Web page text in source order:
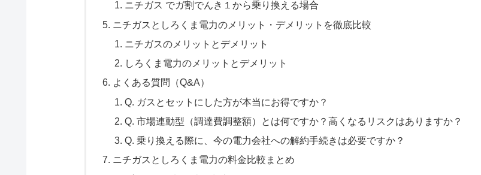
ニチガス でガ割でんき１から乗り換える場合
ニチガスとしろくま電力のメリット・デメリットを徹底比較
ニチガスのメリットとデメリット
しろくま電力のメリットとデメリット
よくある質問（Q&A）
Q. ガスとセットにした方が本当にお得ですか？
Q. 市場連動型（調達費調整額）とは何ですか？高くなるリスクはありますか？
Q. 乗り換える際に、今の電力会社への解約手続きは必要ですか？
ニチガスとしろくま電力の料金比較まとめ